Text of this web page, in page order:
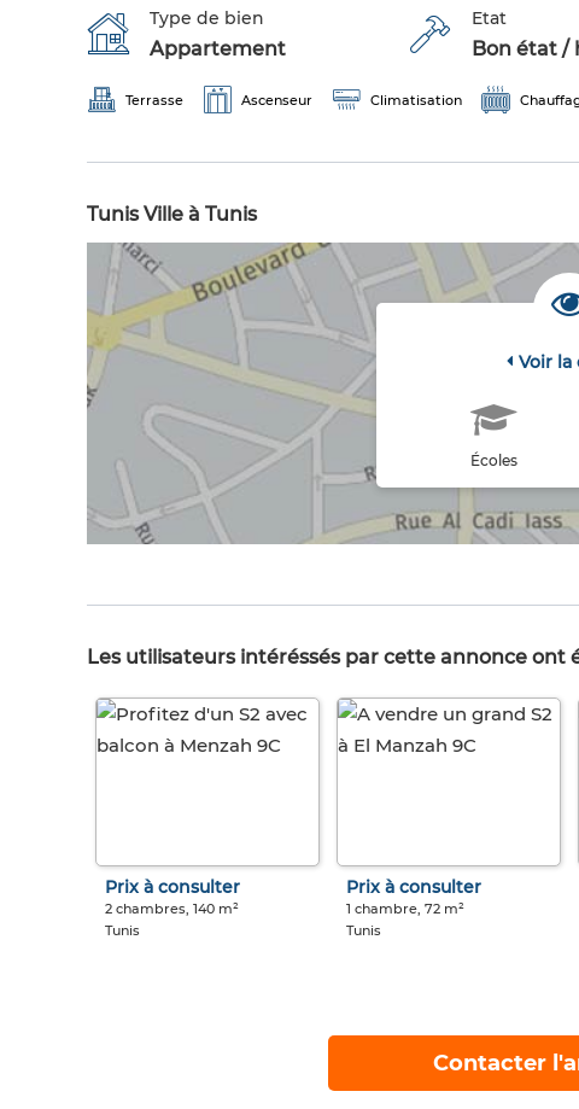
Type de bien
Appartement
Etat
Bon état /
Terrasse Ascenseur Climatisation
Tunis Ville à Tunis
Voir la
Écoles
Les utilisateurs intéréssés par cette annonce ont
Prix à consulter
2 chambres, 140 m²
Tunis
Prix à consulter
1 chambre, 72 m²
Tunis
Contacter